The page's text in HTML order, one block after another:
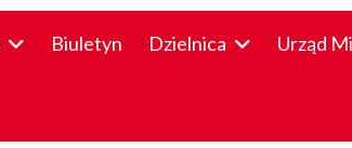
Biuletyn Dzielnica Urząd